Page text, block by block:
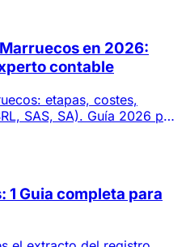
en 2026:
contable
etapas, costes,
SAS, SA). Guía 2026 por
1 Guia completa para